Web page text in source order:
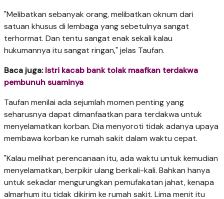
"Melibatkan sebanyak orang, melibatkan oknum dari
satuan khusus di lembaga yang sebetulnya sangat
terhormat. Dan tentu sangat enak sekali kalau
hukumannya itu sangat ringan," jelas Taufan.
Baca juga:Istri kacab bank tolak maafkan terdakwa
pembunuh suaminya
Taufan menilai ada sejumlah momen penting yang
seharusnya dapat dimanfaatkan para terdakwa untuk
menyelamatkan korban. Dia menyoroti tidak adanya upaya
membawa korban ke rumah sakit dalam waktu cepat.
"Kalau melihat perencanaan itu, ada waktu untuk kemudian
menyelamatkan, berpikir ulang berkali-kali. Bahkan hanya
untuk sekadar mengurungkan pemufakatan jahat, kenapa
almarhum itu tidak dikirim ke rumah sakit. Lima menit itu